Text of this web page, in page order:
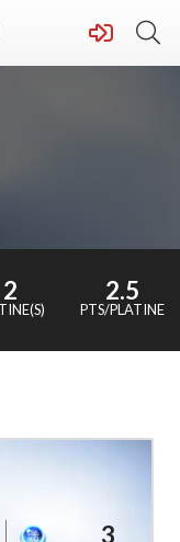
2 2.5
PTS/PLATINE
3